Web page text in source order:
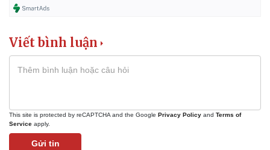
Viết bình luận
This site is protected by reCAPTCHA and the Google Privacy Policy and Terms of
Service apply.
Gửi tin